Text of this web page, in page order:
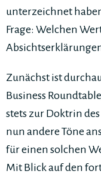
unterzeichnet
Frage: Welchen
Zunächst ist
Business
stets zur Doktrin
nun andere Töne
für einen solchen
Mit Blick auf den